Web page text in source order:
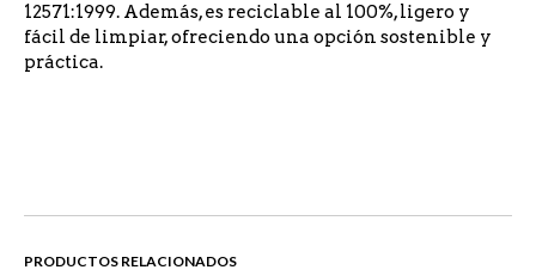
12571:1999. Además, es reciclable al 100%, ligero y
fácil de limpiar, ofreciendo una opción sostenible y
práctica.
PRODUCTOS RELACIONADOS